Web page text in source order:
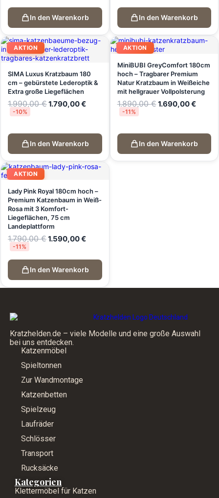
In den Warenkorb In den Warenkorb
AKTION
SIMA Luxus Kratzbaum 180
cm – gebürstete Lederoptik &
Extra große Liegeflächen
1.990,00€1.790,00€
-10%
In den Warenkorb
AKTION
MiniBUBI GreyComfort 180cm
hoch – Tragbarer Premium
Natur Kratzbaum in Weißeiche
mit hellgrauer Vollpolsterung
1.890,00€1.690,00€
-11%
In den Warenkorb
AKTION
Lady Pink Royal 180cm hoch –
Premium Katzenbaum in Weiß-
Rosa mit 3 Komfort-
Liegeflächen, 75 cm
Landeplattform
1.790,00€1.590,00€
-11%
In den Warenkorb
Kratzhelden.de – viele Modelle und eine große Auswahl
bei uns entdecken.
Katzenmöbel
Spieltonnen
Zur Wandmontage
Katzenbetten
Spielzeug
Laufräder
Schlösser
Transport
Rucksäcke
Kategorien
Klettermöbel für Katzen